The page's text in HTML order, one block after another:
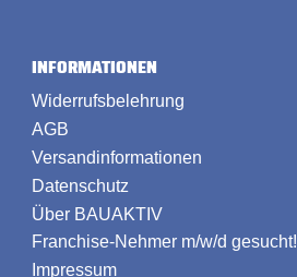
INFORMATIONEN
Widerrufsbelehrung
AGB
Versandinformationen
Datenschutz
Über BAUAKTIV
Franchise-Nehmer m/w/d gesucht!
Impressum